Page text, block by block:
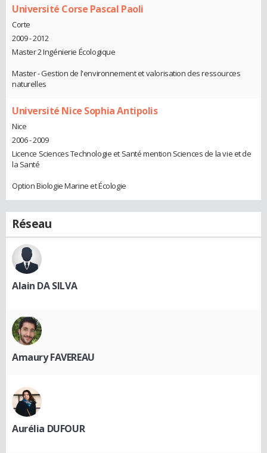
Université Corse Pascal Paoli
Corte
2009 - 2012
Master 2 Ingénierie Écologique
Master - Gestion de l'environnement et valorisation des ressources
naturelles
Université Nice Sophia Antipolis
Nice
2006 - 2009
Licence Sciences Technologie et Santé mention Sciences de la vie et de
la Santé
Option Biologie Marine et Écologie
Réseau
Alain DA SILVA
Amaury FAVEREAU
Aurélia DUFOUR